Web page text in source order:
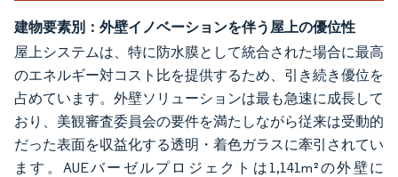
建物要素別：外壁イノベーションを伴う屋上の優位性
屋上システムは、特に防水膜として統合された場合に最高
のエネルギー対コスト比を提供するため、引き続き優位を
占めています。外壁ソリューションは最も急速に成長して
おり、美観審査委員会の要件を満たしながら従来は受動的
だった表面を収益化する透明・着色ガラスに牽引されてい
ます。AUEバーゼルプロジェクトは1,141m²の外壁に